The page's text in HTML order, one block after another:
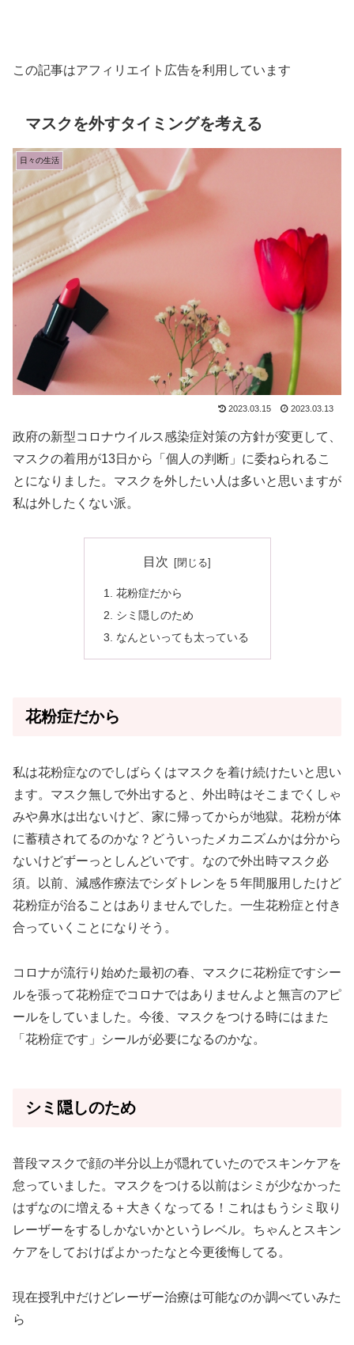
この記事はアフィリエイト広告を利用しています
マスクを外すタイミングを考える
日々の生活
2023.03.15 2023.03.13
政府の新型コロナウイルス感染症対策の方針が変更して、
マスクの着用が13日から「個人の判断」に委ねられるこ
とになりました。マスクを外したい人は多いと思いますが
私は外したくない派。
目次
花粉症だから
シミ隠しのため
なんといっても太っている
花粉症だから
私は花粉症なのでしばらくはマスクを着け続けたいと思い
ます。マスク無しで外出すると、外出時はそこまでくしゃ
みや鼻水は出ないけど、家に帰ってからが地獄。花粉が体
に蓄積されてるのかな？どういったメカニズムかは分から
ないけどずーっとしんどいです。なので外出時マスク必
須。以前、減感作療法でシダトレンを５年間服用したけど
花粉症が治ることはありませんでした。一生花粉症と付き
合っていくことになりそう。
コロナが流行り始めた最初の春、マスクに花粉症ですシー
ルを張って花粉症でコロナではありませんよと無言のアピ
ールをしていました。今後、マスクをつける時にはまた
「花粉症です」シールが必要になるのかな。
シミ隠しのため
普段マスクで顔の半分以上が隠れていたのでスキンケアを
怠っていました。マスクをつける以前はシミが少なかった
はずなのに増える＋大きくなってる！これはもうシミ取り
レーザーをするしかないかというレベル。ちゃんとスキン
ケアをしておけばよかったなと今更後悔してる。
現在授乳中だけどレーザー治療は可能なのか調べていみた
ら